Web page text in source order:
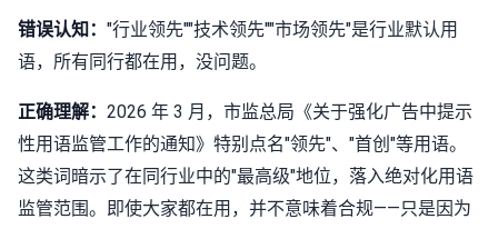
错误认知： "行业领先""技术领先""市场领先"是行业默认用
语，所有同行都在用，没问题。
正确理解： 2026 年 3 月，市监总局《关于强化广告中提示
性用语监管工作的通知》特别点名"领先"、"首创"等用语。
这类词暗示了在同行业中的"最高级"地位，落入绝对化用语
监管范围。即使大家都在用，并不意味着合规——只是因为